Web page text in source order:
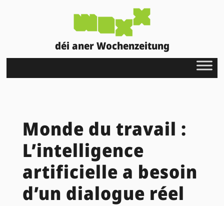
déi aner Wochenzeitung
Monde du travail :
L’intelligence
artificielle a besoin
d’un dialogue réel